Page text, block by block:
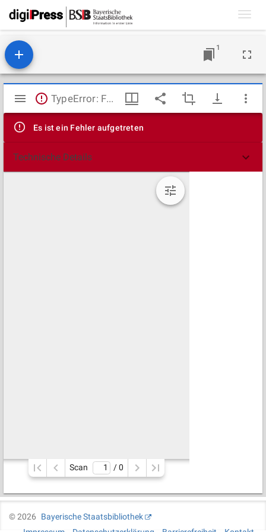
1
Mirador
Viewer
TypeError: Failed to fetch
Es ist ein Fehler aufgetreten
Technische Details
Scan / 0
©2026
Bayerische Staatsbibliothek